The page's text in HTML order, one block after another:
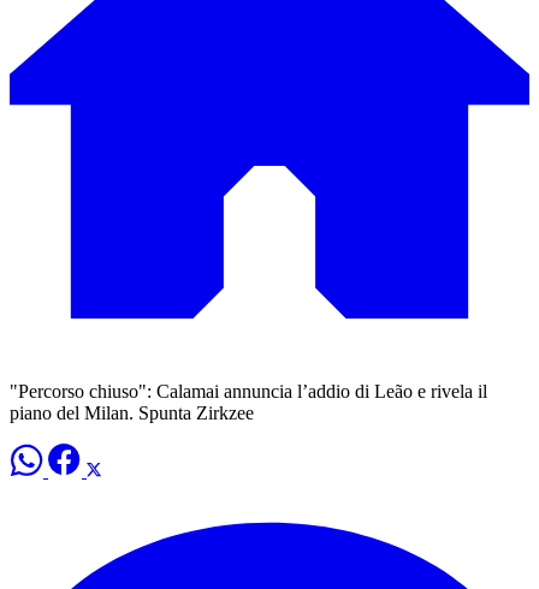
"Percorso chiuso": Calamai annuncia l’addio di Leão e rivela il
piano del Milan. Spunta Zirkzee